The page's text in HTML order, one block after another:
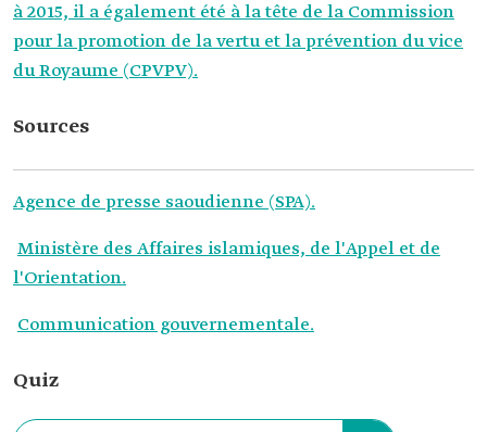
à 2015, il a également été à la tête de la Commission
pour la promotion de la vertu et la prévention du vice
du Royaume (CPVPV).
Sources
Agence de presse saoudienne (SPA).
Ministère des Affaires islamiques, de l'Appel et de
l'Orientation.
Communication gouvernementale.
Quiz